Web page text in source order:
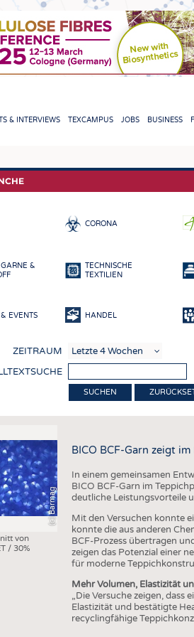
& INTERVIEWS TEXCAMPUS JOBS BUSINESS
TEXTILE LEADERSHIP
CORONA
&
TECHNISCHE
TEXTILIEN
EVENTS HANDEL
ZEITRAUM
(c) Barmag
von
/ 30%
BICO BCF-Garn zeigt
In einem gemeinsamen
BICO BCF-Garn im
deutliche Leistungsvorteile
Mit den Versuchen konnte
konnte die aus anderen
BCF-Prozess übertragen
zeigen das Potenzial einer
für moderne
Mehr Volumen, Elastizität
„Die Versuche zeigen, dass
Elastizität und bestätigte
recyclingfähige